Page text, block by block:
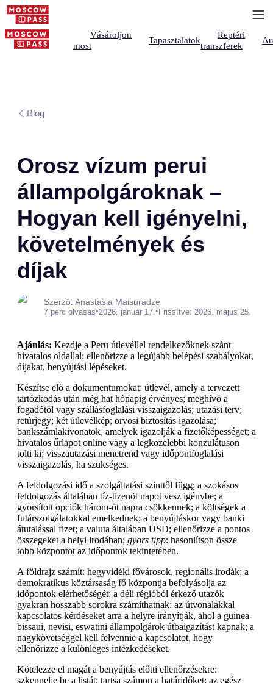
Vásároljon
most
Tapasztalatok
Reptéri
transzferek
Blog
Orosz vízum perui
állampolgároknak –
Hogyan kell igényelni,
követelmények és
díjak
Szerző: Anastasia Maisuradze
7 perc olvasás•2026. január 17. •Frissítve: 2026. május 25.
Ajánlás: Kezdje a Peru útlevéllel rendelkezőknek szánt
hivatalos oldallal; ellenőrizze a legújabb belépési szabályokat,
díjakat, benyújtási lépéseket.
Készítse elő a dokumentumokat: útlevél, amely a tervezett
tartózkodás után még hat hónapig érvényes; meghívó a
fogadótól vagy szállásfoglalási visszaigazolás; utazási terv;
retúrjegy; két útlevélkép; orvosi biztosítás igazolása;
bankszámlakivonatok, amelyek igazolják a fizetőképességet; a
hivatalos űrlapot online vagy a legközelebbi konzulátuson
tölti ki; visszautazási menetrend vagy időpontfoglalási
visszaigazolás, ha szükséges.
A feldolgozási idő a szolgáltatási szinttől függ; a szokásos
feldolgozás általában tíz-tizenöt napot vesz igénybe; a
gyorsított opciók három-öt napra csökkennek; a költségek a
futárszolgálatokkal emelkednek; a benyújtáskor vagy banki
átutalással fizet; a valuta általában USD; ellenőrizze a pontos
összegeket a helyi irodában; gyors tipp: hasonlítson össze
több központot az időpontok tekintetében.
A földrajz számít: hegyvidéki fővárosok, regionális irodák; a
demokratikus köztársaság fő központja befolyásolja az
időpontok elérhetőségét; a déli régióból érkező utazók
gyakran hosszabb sorokra számíthatnak; az útvonalakkal
kapcsolatos kérdéseket arra a helyre irányítják, ahol a guinea-
bissaui, nevisi, eswatini állampolgárok útbaigazítást kapnak; a
nagykövetséggel kell felvennie a kapcsolatot, hogy
ellenőrizze a különleges intézkedéseket.
Kötelezze el magát a benyújtás előtti ellenőrzésekre:
szkennelje be a listát; tartsa számon a határidőket; az egész